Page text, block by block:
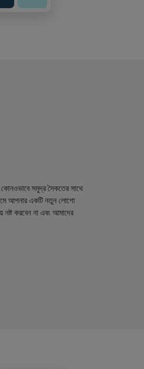
সমুদ্র সৈকতের সাথে
আপনার একটি নতুন লোগো
করবেন না এবং আমাদের